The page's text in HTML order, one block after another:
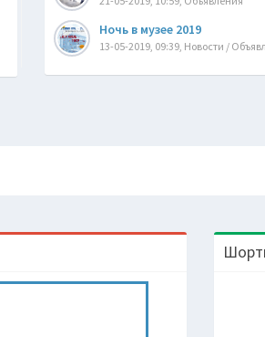
Ночь в музее 2019
13-05-2019, 09:39, Новости /